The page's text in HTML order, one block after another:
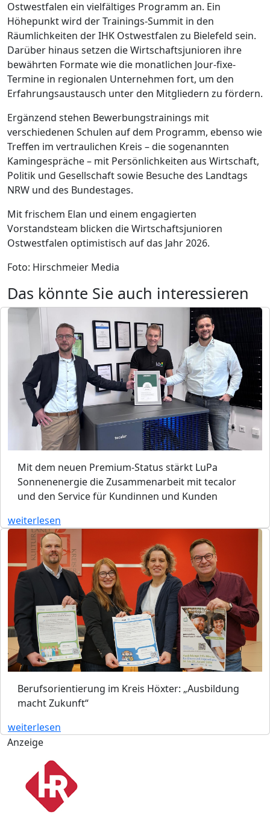
Ostwestfalen ein vielfältiges Programm an. Ein
Höhepunkt wird der Trainings-Summit in den
Räumlichkeiten der IHK Ostwestfalen zu Bielefeld sein.
Darüber hinaus setzen die Wirtschaftsjunioren ihre
bewährten Formate wie die monatlichen Jour-fixe-
Termine in regionalen Unternehmen fort, um den
Erfahrungsaustausch unter den Mitgliedern zu fördern.
Ergänzend stehen Bewerbungstrainings mit
verschiedenen Schulen auf dem Programm, ebenso wie
Treffen im vertraulichen Kreis – die sogenannten
Kamingespräche – mit Persönlichkeiten aus Wirtschaft,
Politik und Gesellschaft sowie Besuche des Landtags
NRW und des Bundestages.
Mit frischem Elan und einem engagierten
Vorstandsteam blicken die Wirtschaftsjunioren
Ostwestfalen optimistisch auf das Jahr 2026.
Foto: Hirschmeier Media
Das könnte Sie auch interessieren
Mit dem neuen Premium-Status stärkt LuPa
Sonnenenergie die Zusammenarbeit mit tecalor
und den Service für Kundinnen und Kunden
weiterlesen
Berufsorientierung im Kreis Höxter: „Ausbildung
macht Zukunft“
weiterlesen
Anzeige